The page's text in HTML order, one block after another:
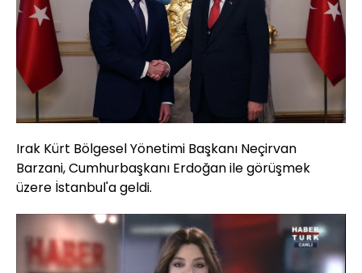
Irak Kürt Bölgesel Yönetimi Başkanı Neçirvan
Barzani, Cumhurbaşkanı Erdoğan ile görüşmek
üzere İstanbul'a geldi.